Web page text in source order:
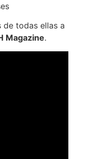
de todas ellas a
Magazine.